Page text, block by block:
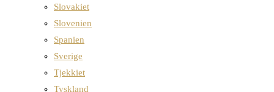
Slovakiet
Slovenien
Spanien
Sverige
Tjekkiet
Tyskland